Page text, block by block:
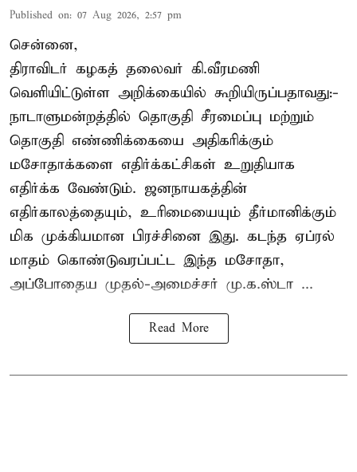
Published on: 07 Aug 2026, 2:57 pm
சென்னை,
திராவிடர் கழகத் தலைவர் கி.வீரமணி
வெளியிட்டுள்ள அறிக்கையில் கூறியிருப்பதாவது:-
நாடாளுமன்றத்தில் தொகுதி சீரமைப்பு மற்றும்
தொகுதி எண்ணிக்கையை அதிகரிக்கும்
மசோதாக்களை எதிர்க்கட்சிகள் உறுதியாக
எதிர்க்க வேண்டும். ஜனநாயகத்தின்
எதிர்காலத்தையும், உரிமையையும் தீர்மானிக்கும்
மிக முக்கியமான பிரச்சினை இது. கடந்த ஏப்ரல்
மாதம் கொண்டுவரப்பட்ட இந்த மசோதா,
அப்போதைய முதல்-அமைச்சர் மு.க.ஸ்டா ...
Read More